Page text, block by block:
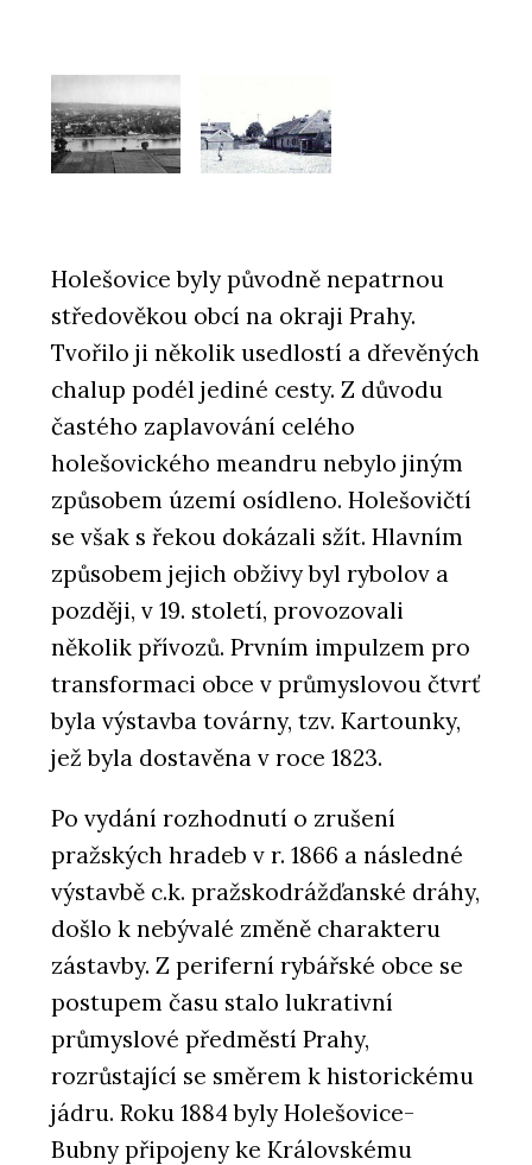
Holešovice byly původně nepatrnou
středověkou obcí na okraji Prahy.
Tvořilo ji několik usedlostí a dřevěných
chalup podél jediné cesty. Z důvodu
častého zaplavování celého
holešovického meandru nebylo jiným
způsobem území osídleno. Holešovičtí
se však s řekou dokázali sžít. Hlavním
způsobem jejich obživy byl rybolov a
později, v 19. století, provozovali
několik přívozů. Prvním impulzem pro
transformaci obce v průmyslovou čtvrť
byla výstavba továrny, tzv. Kartounky,
jež byla dostavěna v roce 1823.
Po vydání rozhodnutí o zrušení
pražských hradeb v r. 1866 a následné
výstavbě c.k. pražskodrážďanské dráhy,
došlo k nebývalé změně charakteru
zástavby. Z periferní rybářské obce se
postupem času stalo lukrativní
průmyslové předměstí Prahy,
rozrůstající se směrem k historickému
jádru. Roku 1884 byly Holešovice-
Bubny připojeny ke Královskému